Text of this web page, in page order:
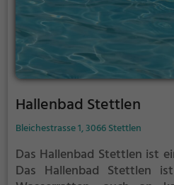
Hallenbad Stettlen
Bleichestrasse 1, 3066 Stettlen
Das Hallenbad Stettlen ist
Das Hallenbad Stettlen